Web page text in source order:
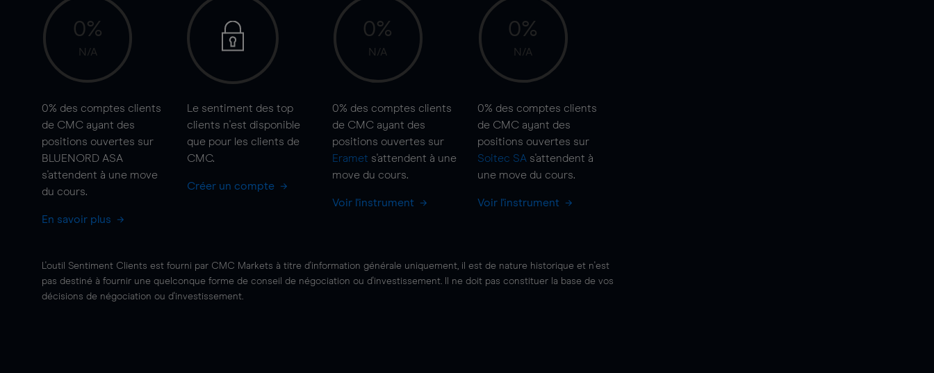
0%
N/A
0% des comptes clients
de CMC ayant des
positions ouvertes sur
BLUENORD ASA
s'attendent à une move
du cours.
En savoir plus
Le sentiment des top
clients n'est disponible
que pour les clients de
CMC.
Créer un compte
0%
N/A
0% des comptes clients
de CMC ayant des
positions ouvertes sur
Eramet s'attendent à une
move du cours.
Voir l'instrument
0%
N/A
0% des comptes clients
de CMC ayant des
positions ouvertes sur
Soitec SA s'attendent à
une move du cours.
Voir l'instrument
L'outil Sentiment Clients est fourni par CMC Markets à titre d'information générale uniquement, il est de nature historique et n'est
pas destiné à fournir une quelconque forme de conseil de négociation ou d'investissement. Il ne doit pas constituer la base de vos
décisions de négociation ou d'investissement.